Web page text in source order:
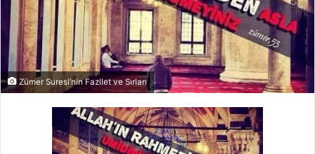
Zümer Suresi’nin Fazilet ve Sırları